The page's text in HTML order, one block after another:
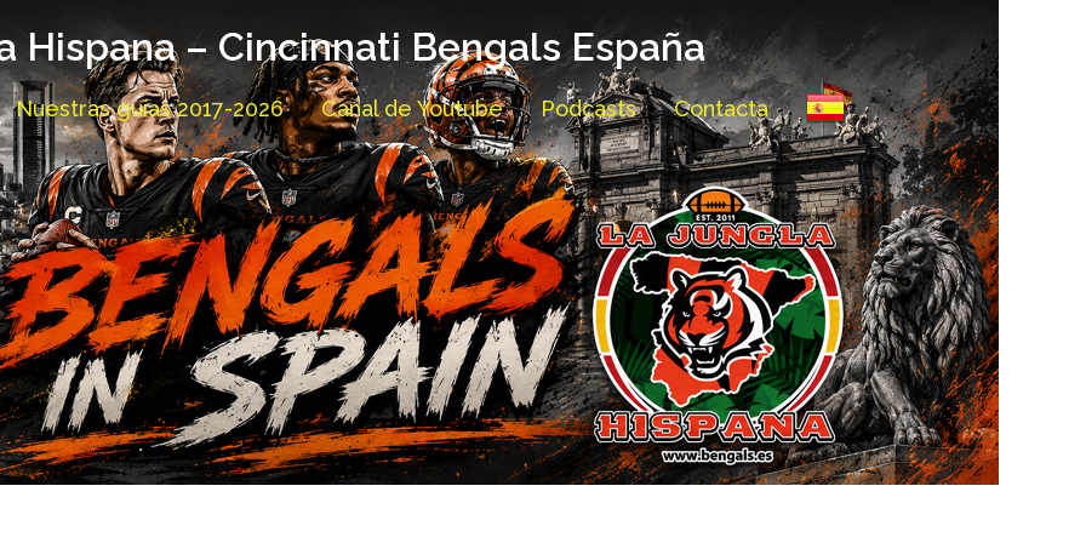
Hispana – Cincinnati Bengals España
Nuestras guías 2017-2026 Canal de Youtube Podcasts Contacta